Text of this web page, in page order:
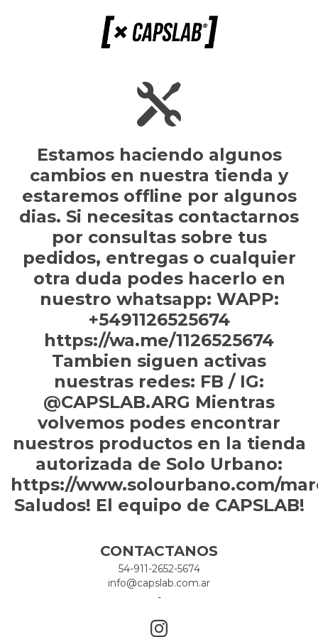
Estamos haciendo algunos
cambios en nuestra tienda y
estaremos offline por algunos
dias. Si necesitas contactarnos
por consultas sobre tus
pedidos, entregas o cualquier
otra duda podes hacerlo en
nuestro whatsapp: WAPP:
+5491126525674
https://wa.me/1126525674
Tambien siguen activas
nuestras redes: FB / IG:
@CAPSLAB.ARG Mientras
volvemos podes encontrar
nuestros productos en la tienda
autorizada de Solo Urbano:
https://www.solourbano.com/
Saludos! El equipo de CAPSLAB!
CONTACTANOS
54-911-2652-5674
info@capslab.com.ar
-